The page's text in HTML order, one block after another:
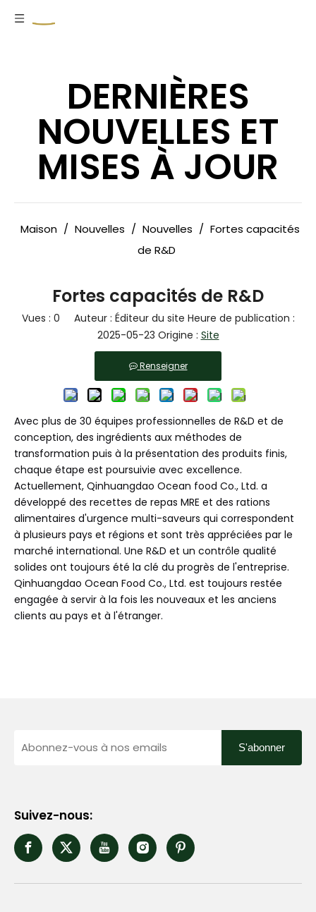
DERNIÈRES
NOUVELLES ET
MISES À JOUR
Maison / Nouvelles / Nouvelles / Fortes capacités
de R&D
Fortes capacités de R&D
Vues : 0 Auteur : Éditeur du site Heure de publication :
2025-05-23 Origine : Site
Renseigner
Avec plus de 30 équipes professionnelles de R&D et de
conception, des ingrédients aux méthodes de
transformation puis à la présentation des produits finis,
chaque étape est poursuivie avec excellence.
Actuellement, Qinhuangdao Ocean food Co., Ltd. a
développé des recettes de repas MRE et des rations
alimentaires d'urgence multi-saveurs qui correspondent
à plusieurs pays et régions et sont très appréciées par le
marché international. Une R&D et un contrôle qualité
solides ont toujours été la clé du progrès de l'entreprise.
Qinhuangdao Ocean Food Co., Ltd. est toujours restée
engagée à servir à la fois les nouveaux et les anciens
clients au pays et à l'étranger.
S'abonner
Suivez-nous: